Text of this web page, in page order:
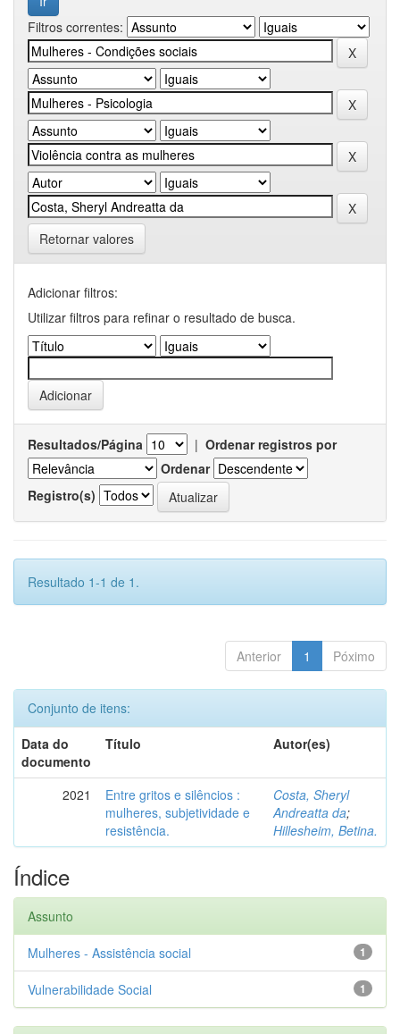
Filtros correntes:
Retornar valores
Adicionar filtros:
Utilizar filtros para refinar o resultado de busca.
Resultados/Página | Ordenar registros por
Ordenar
Registro(s)
Resultado 1-1 de 1.
Anterior 1 Póximo
Conjunto de itens:
Data do
documento
Título Autor(es)
2021
Entre gritos e silêncios :
mulheres, subjetividade e
resistência.
Costa, Sheryl
Andreatta da;
Hillesheim, Betina.
Índice
Assunto
1
Mulheres - Assistência social
1
Vulnerabilidade Social